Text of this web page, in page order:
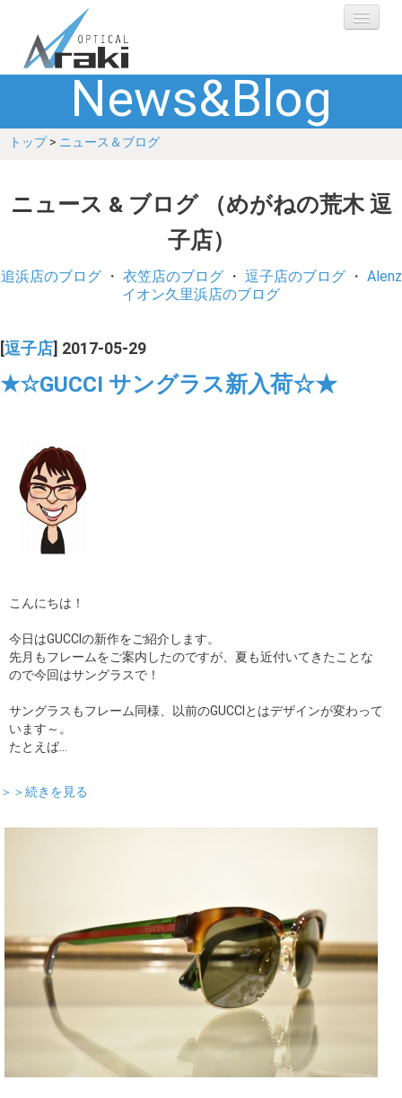
選ばれる理由
ブランド
ショップ
お客さまの声
コラム
ブログ
News&Blog
トップ> ニュース＆ブログ
ニュース & ブログ （めがねの荒木 逗
子店）
追浜店のブログ・ 衣笠店のブログ・ 逗子店のブログ・ Alenz
イオン久里浜店のブログ
逗子店 ] 2017-05-29
★☆GUCCI サングラス新入荷☆★
こんにちは！
今日はGUCCIの新作をご紹介します。
先月もフレームをご案内したのですが、夏も近付いてきたことな
ので今回はサングラスで！
サングラスもフレーム同様、以前のGUCCIとはデザインが変わって
います～。
たとえば…
＞＞続きを見る